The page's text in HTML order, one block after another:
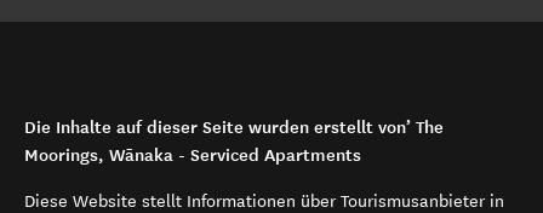
Die Inhalte auf dieser Seite wurden erstellt von’ The
Moorings, Wānaka - Serviced Apartments
Diese Website stellt Informationen über Tourismusanbieter in